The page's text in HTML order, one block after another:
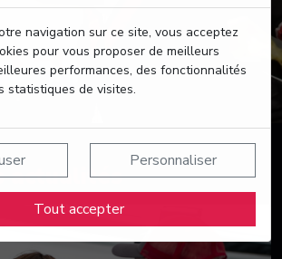
navigation sur ce site, vous acceptez
pour vous proposer de meilleurs
performances, des fonctionnalités
statistiques de visites.
Personnaliser
Tout accepter
actualités